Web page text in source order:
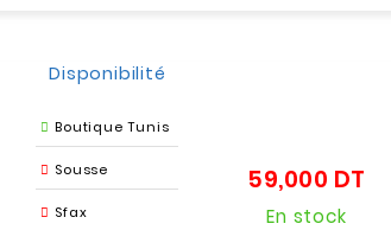
Disponibilité
Boutique Tunis
Sousse
Sfax
59,000 DT
En stock